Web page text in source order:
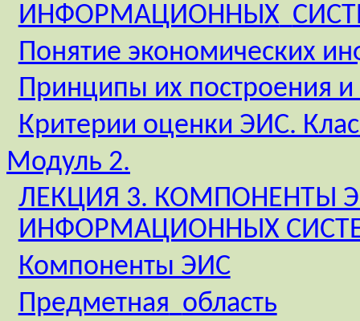
ИНФОРМАЦИОННЫХ
Понятие экономических
Принципы их построения
Критерии оценки ЭИС.
Модуль 2.
ЛЕКЦИЯ 3. КОМПОНЕНТЫ
ИНФОРМАЦИОННЫХ
Компоненты ЭИС
Предметная область